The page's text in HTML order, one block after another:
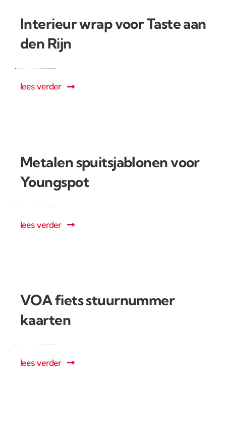
Interieur wrap voor Taste aan
den Rijn
lees verder
Metalen spuitsjablonen voor
Youngspot
lees verder
VOA fiets stuurnummer
kaarten
lees verder